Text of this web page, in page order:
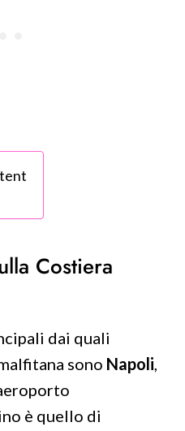
Costiera
dai quali
sono Napoli,
è quello di